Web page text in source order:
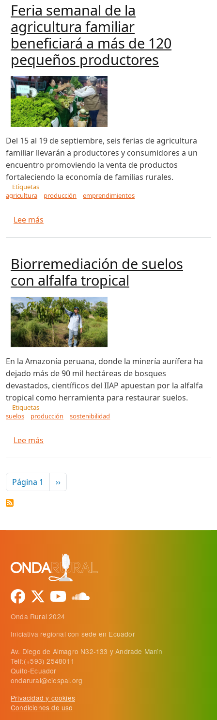
Feria semanal de la
agricultura familiar
beneficiará a más de 120
pequeños productores
Del 15 al 19 de septiembre, seis ferias de agricultura
familiar llevarán a productores y consumidores a un
encuentro promoviendo la venta de productos
fortaleciendo la economía de familias rurales.
Etiquetas
agricultura
producción emprendimientos
Lee más
Biorremediación de suelos
con alfalfa tropical
En la Amazonía peruana, donde la minería aurífera ha
dejado más de 90 mil hectáreas de bosques
devastados, científicos del IIAP apuestan por la alfalfa
tropical como herramienta para restaurar suelos.
Etiquetas
suelos
producción sostenibilidad
Lee más
Paginación
Página 1 Siguiente página
››
Onda Rural 2024
Iniciativa regional con sede en Ecuador
Av. Diego de Almagro N32-133 y Andrade Marín
Telf:(+593) 2548011
Quito-Ecuador
ondarural@ciespal.org
Privacidad y cookies
Condiciones de uso